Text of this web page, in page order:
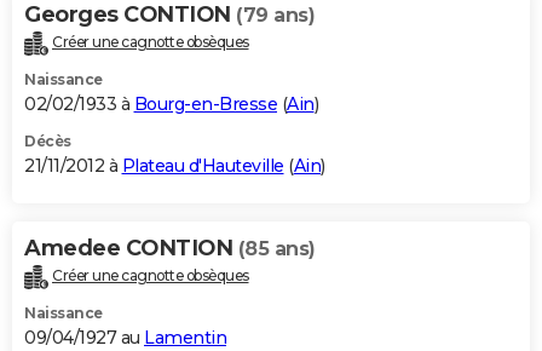
Georges CONTION (79 ans)
Créer une cagnotte obsèques
Naissance
02/02/1933 à Bourg-en-Bresse (Ain)
Décès
21/11/2012 à Plateau d'Hauteville (Ain)
Amedee CONTION (85 ans)
Créer une cagnotte obsèques
Naissance
09/04/1927 au Lamentin